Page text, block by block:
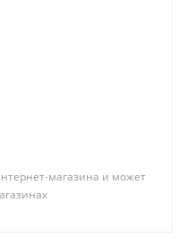
магазина и может